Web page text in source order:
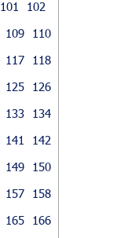
101
102
109
110
117
118
125
126
133
134
141
142
149
150
157
158
165
166